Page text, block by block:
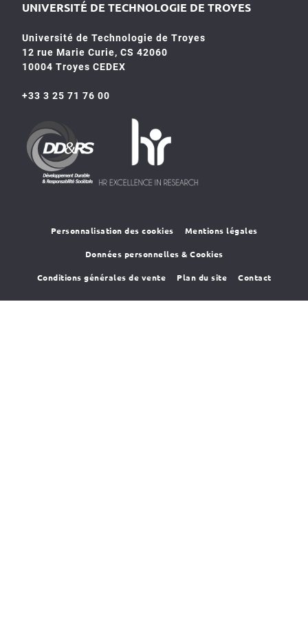
UNIVERSITÉ DE TECHNOLOGIE DE TROYES
Université de Technologie de Troyes
12 rue Marie Curie, CS 42060
10004 Troyes CEDEX
+33 3 25 71 76 00
Personnalisation des cookies Mentions légales
Données personnelles & Cookies
Conditions générales de vente Plan du site Contact